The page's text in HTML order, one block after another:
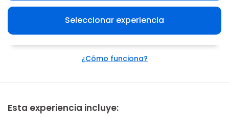
Seleccionar experiencia
¿Cómo funciona?
Esta experiencia incluye: